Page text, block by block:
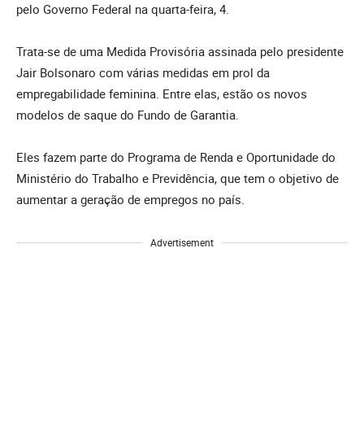
pelo Governo Federal na quarta-feira, 4.
Trata-se de uma Medida Provisória assinada pelo presidente
Jair Bolsonaro com várias medidas em prol da
empregabilidade feminina. Entre elas, estão os novos
modelos de saque do Fundo de Garantia.
Eles fazem parte do Programa de Renda e Oportunidade do
Ministério do Trabalho e Previdência, que tem o objetivo de
aumentar a geração de empregos no país.
Advertisement